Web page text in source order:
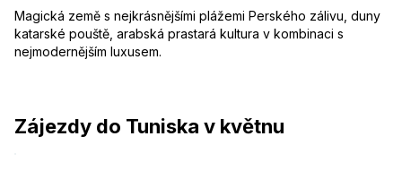
Magická země s nejkrásnějšími plážemi Perského zálivu, duny
katarské pouště, arabská prastará kultura v kombinaci s
nejmodernějším luxusem.
Zájezdy do Tuniska v květnu